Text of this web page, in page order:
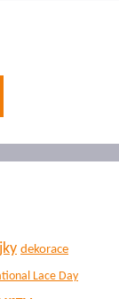
dekorace
Lace Day